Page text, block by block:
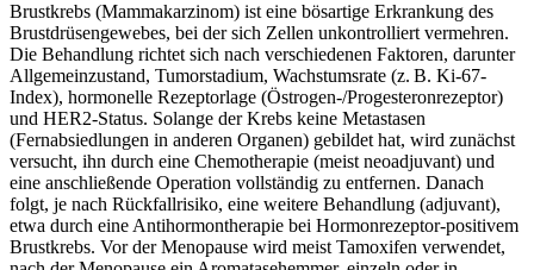
Brustkrebs (Mammakarzinom) ist eine bösartige Erkrankung des
Brustdrüsengewebes, bei der sich Zellen unkontrolliert vermehren.
Die Behandlung richtet sich nach verschiedenen Faktoren, darunter
Allgemeinzustand, Tumorstadium, Wachstumsrate (z. B. Ki-67-
Index), hormonelle Rezeptorlage (Östrogen-/Progesteronrezeptor)
und HER2-Status. Solange der Krebs keine Metastasen
(Fernabsiedlungen in anderen Organen) gebildet hat, wird zunächst
versucht, ihn durch eine Chemotherapie (meist neoadjuvant) und
eine anschließende Operation vollständig zu entfernen. Danach
folgt, je nach Rückfallrisiko, eine weitere Behandlung (adjuvant),
etwa durch eine Antihormontherapie bei Hormonrezeptor-positivem
Brustkrebs. Vor der Menopause wird meist Tamoxifen verwendet,